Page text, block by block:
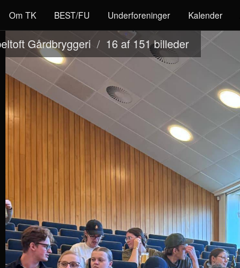
Om TK BEST/FU Underforeninger Kalender
Gårdbryggeri 16 af 151billeder